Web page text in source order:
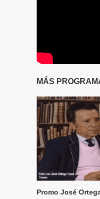
MÁS
Promo José